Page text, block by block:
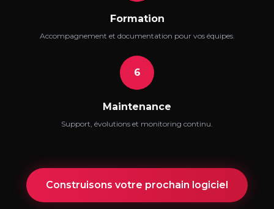
Formation
Accompagnement et documentation pour vos équipes.
6
Maintenance
Support, évolutions et monitoring continu.
Construisons votre prochain logiciel